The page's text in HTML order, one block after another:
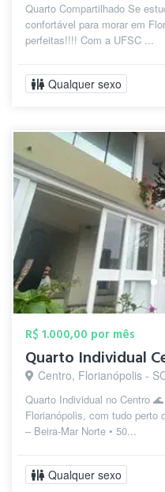
Quarto Compartilhado Se
confortável para morar em
perfeitas!!!! Com a UFSC ...
Qualquer sexo
R$ 1.000,00 por mês
Quarto Individual
Centro, Florianópolis -
Quarto Individual no Centro
Florianópolis, com tudo perto
– Beira-Mar Norte • 50...
Qualquer sexo